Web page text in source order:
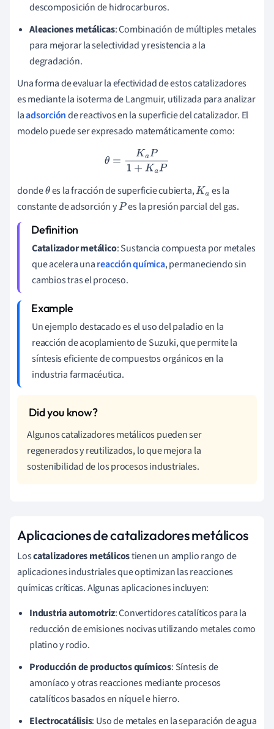
descomposición de hidrocarburos.
Aleaciones metálicas: Combinación de múltiples metales
para mejorar la selectividad y resistencia a la
degradación.
Una forma de evaluar la efectividad de estos catalizadores
es mediante la isoterma de Langmuir, utilizada para analizar
laadsorciónde reactivos en la superficie del catalizador. El
modelo puede ser expresado matemáticamente como:
θ= KaP1+KaP
dondeθes la fracción de superficie cubierta,Ka es la
constante de adsorción yP es la presión parcial del gas.
Catalizador metálico: Sustancia compuesta por metales
que acelera unareacción química, permaneciendo sin
cambios tras el proceso.
Un ejemplo destacado es el uso del paladio en la
reacción de acoplamiento de Suzuki, que permite la
síntesis eficiente de compuestos orgánicos en la
industria farmacéutica.
Algunos catalizadores metálicos pueden ser
regenerados y reutilizados, lo que mejora la
sostenibilidad de los procesos industriales.
Aplicaciones de catalizadores metálicos
Loscatalizadores metálicostienen un amplio rango de
aplicaciones industriales que optimizan las reacciones
químicas críticas. Algunas aplicaciones incluyen:
Industria automotriz: Convertidores catalíticos para la
reducción de emisiones nocivas utilizando metales como
platino y rodio.
Producción de productos químicos: Síntesis de
amoníaco y otras reacciones mediante procesos
catalíticos basados en níquel e hierro.
Electrocatálisis: Uso de metales en la separación de agua